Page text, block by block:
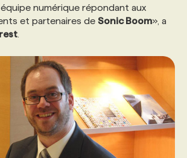
numérique répondant aux
et partenaires de Sonic Boom», a